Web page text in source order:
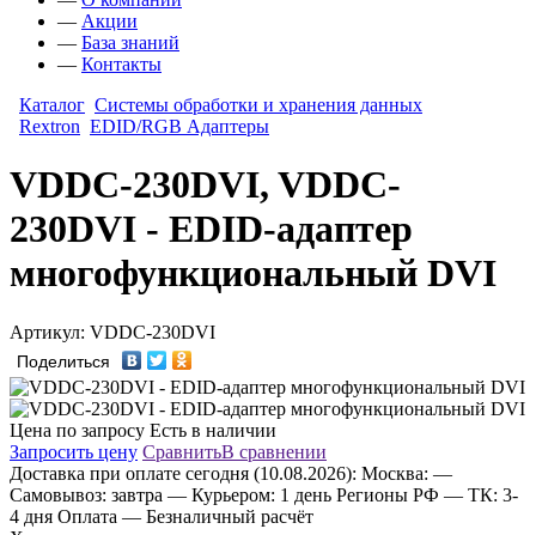
— Акции
— База знаний
— Контакты
Каталог Системы обработки и хранения данных
Rextron EDID/RGB Адаптеры
VDDC-230DVI, VDDC-
230DVI - EDID-адаптер
многофункциональный DVI
Артикул: VDDC-230DVI
Поделиться
Цена по запросу Есть в наличии
Запросить цену СравнитьВ сравнении
Доставка при оплате сегодня (10.08.2026): Москва: —
Самовывоз: завтра — Курьером: 1 день Регионы РФ — ТК: 3-
4 дня Оплата — Безналичный расчёт